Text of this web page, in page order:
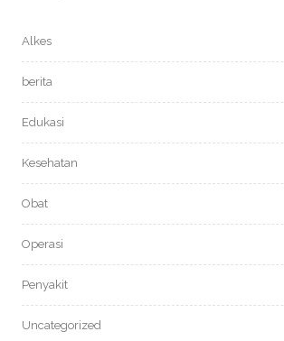
Alkes
berita
Edukasi
Kesehatan
Obat
Operasi
Penyakit
Uncategorized